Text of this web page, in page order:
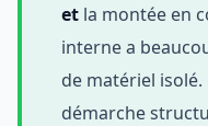
et la montée en
interne a
de matériel isolé.
démarche